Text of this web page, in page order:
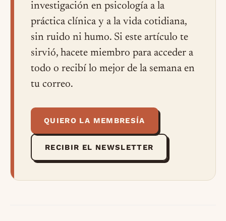
investigación en psicología a la
práctica clínica y a la vida cotidiana,
sin ruido ni humo. Si este artículo te
sirvió, hacete miembro para acceder a
todo o recibí lo mejor de la semana en
tu correo.
QUIERO LA MEMBRESÍA
RECIBIR EL NEWSLETTER